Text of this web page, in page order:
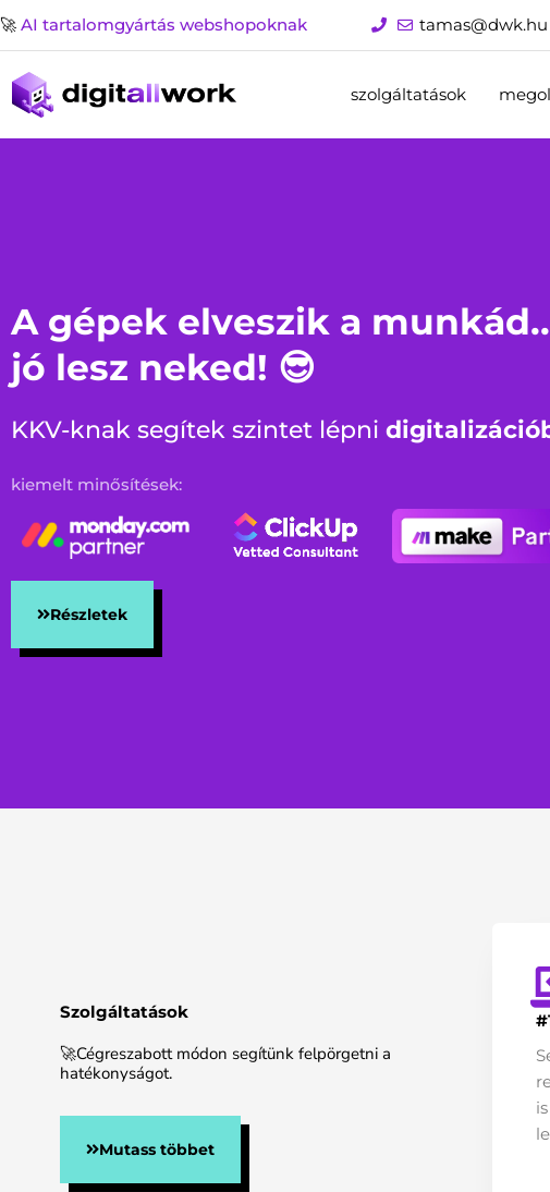
Skip
to
🚀 AI tartalomgyártás webshopoknak tamas@dwk.hu
szolgáltatások
A gépek elveszik a
jó lesz neked! 😎
KKV-knak segítek szintet lépni
kiemelt minősítések:
Részletek
Szolgáltatások
🚀Cégreszabott módon segítünk felpörgetni a
hatékonyságot.
Mutass többet